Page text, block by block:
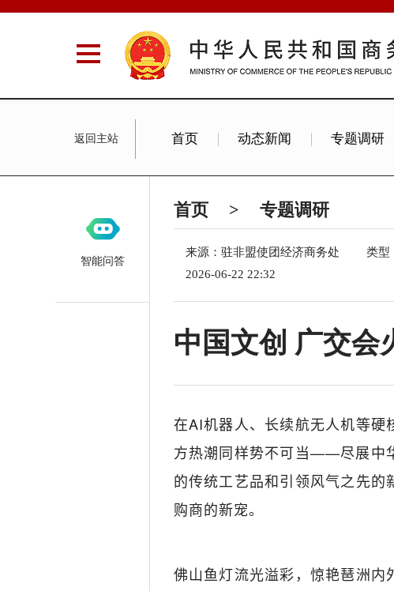
返回主站 首页 动态新闻 专题调研
非洲大陆自贸区协定系列解读
首页 > 专题调研
来源：驻非盟使团经济商务处 类型
2026-06-22 22:32
中国文创 广交会
在AI机器人、长续航无人机等硬
方热潮同样势不可当——尽展中
的传统工艺品和引领风气之先
购商的新宠。
佛山鱼灯流光溢彩，惊艳琶洲
智能问答